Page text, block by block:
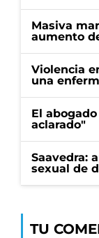
Masiva
aumento
Violencia
una
El
aclarado"
Saavedra:
sexual de
TU